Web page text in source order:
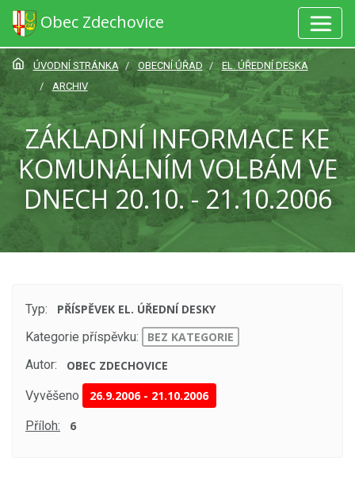
Obec Zdechovice
ÚVODNÍ STRÁNKA OBECNÍ ÚŘAD
EL. ÚŘEDNÍ DESKA
ARCHIV
ZÁKLADNÍ INFORMACE KE
KOMUNÁLNÍM VOLBÁM VE
DNECH 20.10. - 21.10.2006
Typ:
PŘÍSPĚVEK EL. ÚŘEDNÍ DESKY
Kategorie příspěvku:
BEZ KATEGORIE
Autor:
OBEC ZDECHOVICE
Vyvěšeno 26.9.2006- 21.10.2006
Příloh: 6